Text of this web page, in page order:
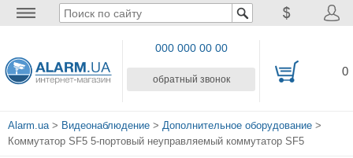
000 000 00 00
обратный звонок
0
Alarm.ua> Видеонаблюдение > Дополнительное оборудование >
Коммутатор SF5 5-портовый неуправляемый коммутатор SF5